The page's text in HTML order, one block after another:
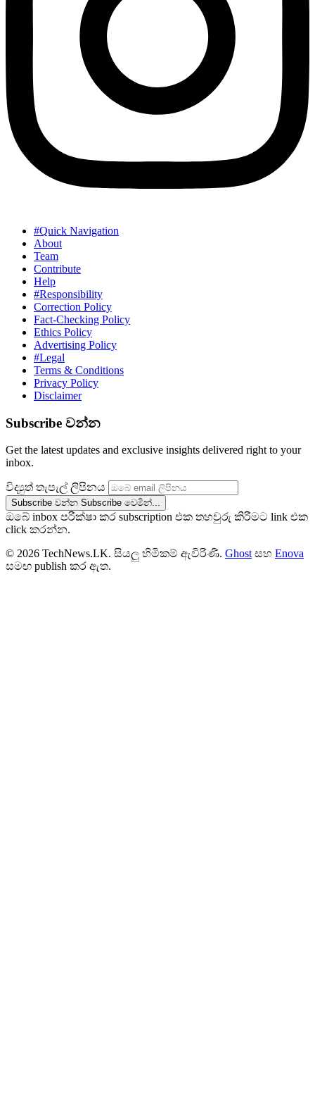
#Quick Navigation
About
Team
Contribute
Help
#Responsibility
Correction Policy
Fact-Checking Policy
Ethics Policy
Advertising Policy
#Legal
Terms & Conditions
Privacy Policy
Disclaimer
Subscribe වන්න
Get the latest updates and exclusive insights delivered right to your
inbox.
විද්‍යුත් තැපැල් ලිපිනය
Subscribe වන්න Subscribe වෙමින්...
ඔබේ inbox පරීක්ෂා කර subscription එක තහවුරු කිරීමට link එක
click කරන්න.
© 2026 TechNews.LK. සියලු හිමිකම් ඇවිරිණි. Ghost සහ Enova
සමඟ publish කර ඇත.